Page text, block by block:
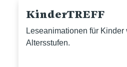
KinderTREFF
Leseanimationen für Kinder
Altersstufen.